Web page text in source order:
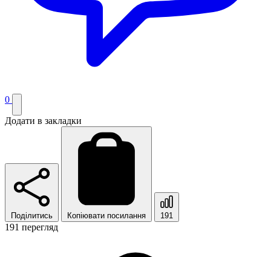
0
Додати в закладки
Поділитись Копіювати посилання 191
191 перегляд